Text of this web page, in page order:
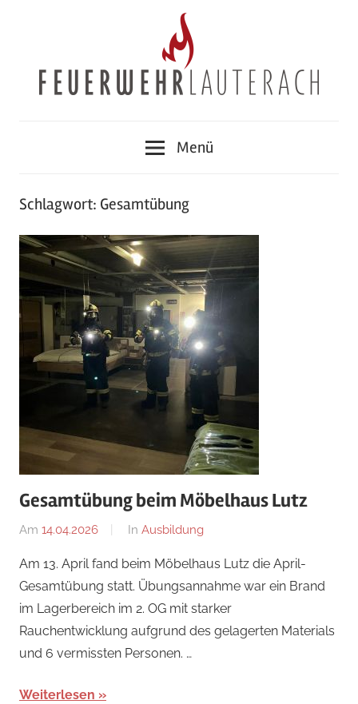
Lauterach
Menü
Schlagwort: Gesamtübung
Gesamtübung beim Möbelhaus Lutz
Am 14.04.2026
Von
Greussing
In Ausbildung
Am 13. April fand beim Möbelhaus Lutz die April-
Gesamtübung statt. Übungsannahme war ein Brand
im Lagerbereich im 2. OG mit starker
Rauchentwicklung aufgrund des gelagerten Materials
und 6 vermissten Personen. …
Weiterlesen